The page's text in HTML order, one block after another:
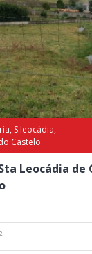
S.leocádia,
Castelo
Leocádia de